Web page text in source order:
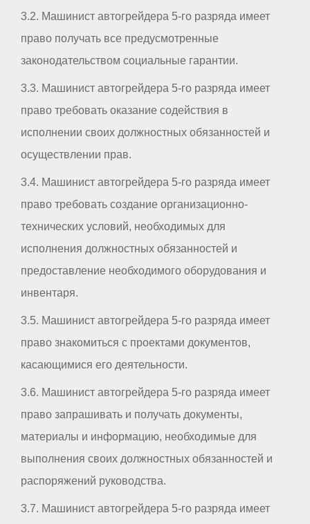
3.2. Машинист автогрейдера 5-го разряда имеет
право получать все предусмотренные
законодательством социальные гарантии.
3.3. Машинист автогрейдера 5-го разряда имеет
право требовать оказание содействия в
исполнении своих должностных обязанностей и
осуществлении прав.
3.4. Машинист автогрейдера 5-го разряда имеет
право требовать создание организационно-
технических условий, необходимых для
исполнения должностных обязанностей и
предоставление необходимого оборудования и
инвентаря.
3.5. Машинист автогрейдера 5-го разряда имеет
право знакомиться с проектами документов,
касающимися его деятельности.
3.6. Машинист автогрейдера 5-го разряда имеет
право запрашивать и получать документы,
материалы и информацию, необходимые для
выполнения своих должностных обязанностей и
распоряжений руководства.
3.7. Машинист автогрейдера 5-го разряда имеет